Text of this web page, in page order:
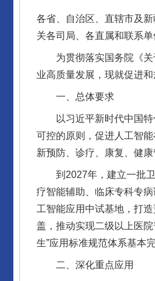
各省、自治区、直辖市及
关各司局、各直属和联系单
为贯彻落实国务院《关于
业高质量发展，现就促进和
一、总体要求
以习近平新时代中国特
可控的原则，促进人工智
新预防、诊疗、康复、健
到2027年，建立一批卫
疗智能辅助、临床专科专
工智能应用中试基地，打
盖，推动实现二级以上医
生”应用标准规范体系基本
二、深化重点应用